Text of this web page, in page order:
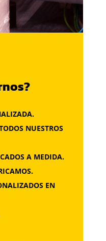
NUESTROS
A MEDIDA.
EN